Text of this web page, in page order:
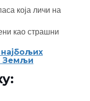
као страшни
најбољих
Земљи